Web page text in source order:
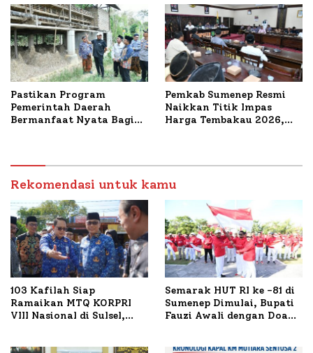
Pastikan Program
Pemerintah Daerah
Bermanfaat Nyata Bagi
Petelur di Desa Bataal
Timur
Pemkab Sumenep Resmi
Naikkan Titik Impas
Harga Tembakau 2026,
Rekomendasi untuk kamu
103 Kafilah Siap
Ramaikan MTQ KORPRI
VIII Nasional di Sulsel,
Semarak HUT RI ke -81 di
Sumenep Dimulai, Bupati
Fauzi Awali dengan Doa